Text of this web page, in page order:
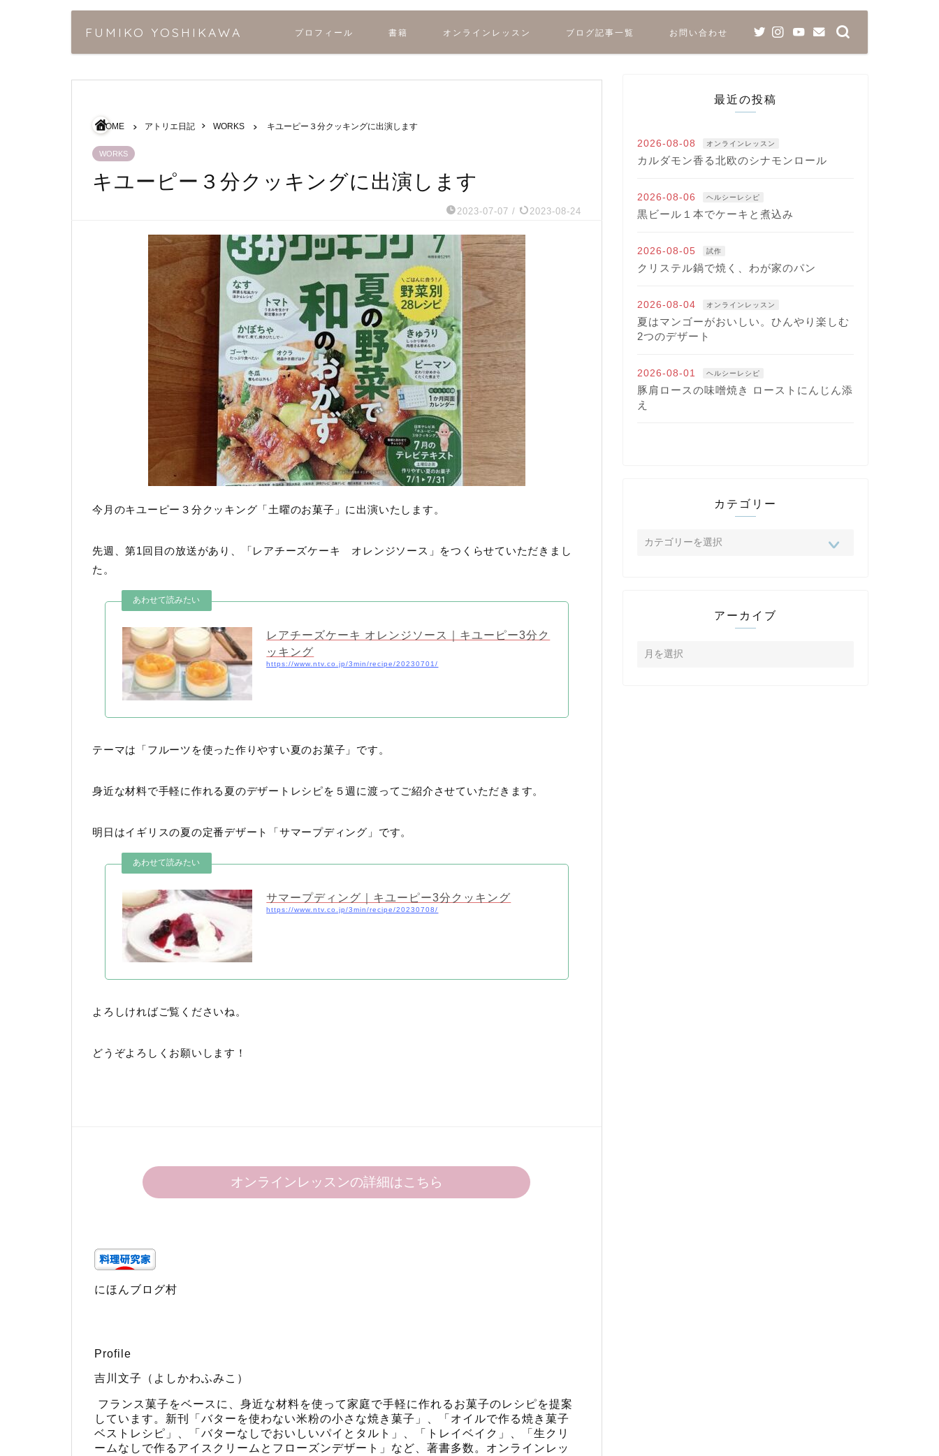
FUMIKO YOSHIKAWA プロフィール 書籍 オンラインレッスン ブログ記事一覧 お問い合わせ
HOME アトリエ日記 WORKS キユーピー３分クッキングに出演します
WORKS
キユーピー３分クッキングに出演します
2023-07-07 / 2023-08-24
今月のキユーピー３分クッキング「土曜のお菓子」に出演いたします。
先週、第1回目の放送があり、「レアチーズケーキ オレンジソース」をつくらせていただきまし
た。
レアチーズケーキ オレンジソース｜キユーピー3分ク
ッキング
https://www.ntv.co.jp/3min/recipe/20230701/
テーマは「フルーツを使った作りやすい夏のお菓子」です。
身近な材料で手軽に作れる夏のデザートレシピを５週に渡ってご紹介させていただきます。
明日はイギリスの夏の定番デザート「サマープディング」です。
サマープディング｜キユーピー3分クッキング
https://www.ntv.co.jp/3min/recipe/20230708/
よろしければご覧くださいね。
どうぞよろしくお願いします！
オンラインレッスンの詳細はこちら
にほんブログ村
Profile
吉川文子（よしかわふみこ）
フランス菓子をベースに、身近な材料を使って家庭で手軽に作れるお菓子のレシピを提案
しています。新刊「 バターを使わない米粉の小さな焼き菓子 」、「 オイルで作る焼き菓子
ベストレシピ 」、「 バターなしでおいしいパイとタルト 」、「 トレイベイク 」、「 生クリ
ームなしで作るアイスクリームとフローズンデザート 」など、著書多数。 オンラインレッ
最近の投稿
2026-08-08 オンラインレッスン
カルダモン香る北欧のシナモンロール
2026-08-06 ヘルシーレシピ
黒ビール１本でケーキと煮込み
2026-08-05 試作
クリステル鍋で焼く、わが家のパン
2026-08-04 オンラインレッスン
夏はマンゴーがおいしい。ひんやり楽しむ
2つのデザート
2026-08-01 ヘルシーレシピ
豚肩ロースの味噌焼き ローストにんじん添
え
カテゴリー
アーカイブ